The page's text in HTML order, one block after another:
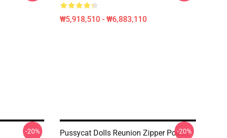
₩5,918,510 - ₩6,883,110
-20% Pussycat Dolls Reunion Zipper Pouch
-20%